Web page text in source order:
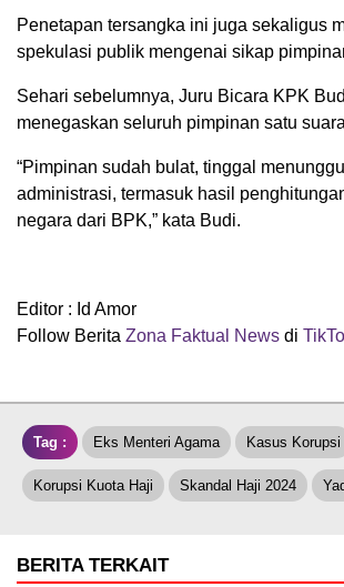
Penetapan tersangka ini juga sekaligus
spekulasi publik mengenai sikap
Sehari sebelumnya, Juru Bicara KPK
menegaskan seluruh pimpinan satu
“Pimpinan sudah bulat, tinggal
administrasi, termasuk hasil
negara dari BPK,” kata Budi.
Editor : Id Amor
Follow Berita Zona Faktual News di
Tag : Eks Menteri Agama Kasus Korupsi
Korupsi Kuota Haji Skandal Haji 2024
BERITA TERKAIT